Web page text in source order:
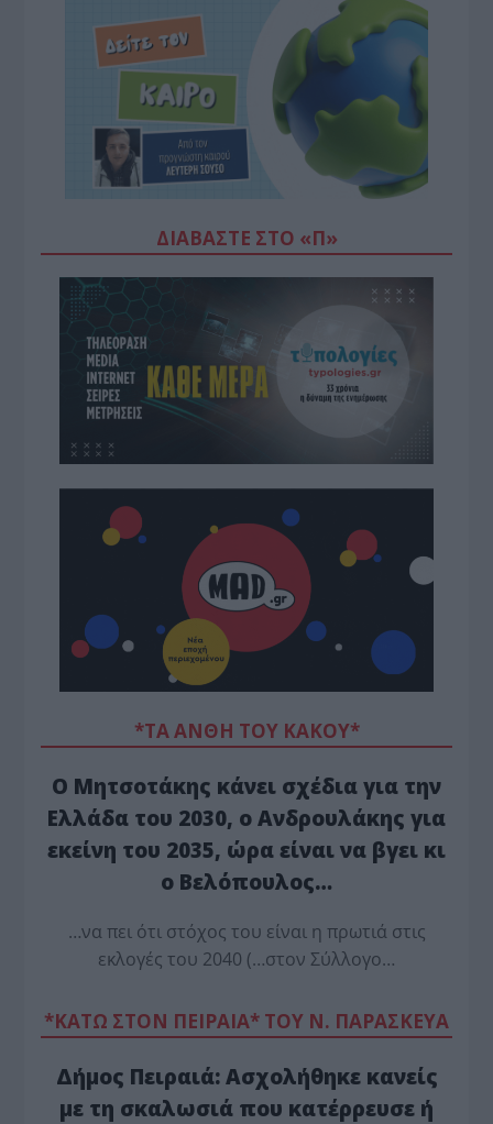
ΔΙΑΒΆΣΤΕ ΣΤΟ «Π»
*ΤΑ ΆΝΘΗ ΤΟΥ ΚΑΚΟΎ*
Ο Μητσοτάκης κάνει σχέδια για την
Ελλάδα του 2030, ο Ανδρουλάκης για
εκείνη του 2035, ώρα είναι να βγει κι
ο Βελόπουλος…
…να πει ότι στόχος του είναι η πρωτιά στις
εκλογές του 2040 (…στον Σύλλογο…
*ΚΑΤΩ ΣΤΟΝ ΠΕΙΡΑΙΑ* ΤΟΥ Ν. ΠΑΡΑΣΚΕΥΑ
Δήμος Πειραιά: Ασχολήθηκε κανείς
με τη σκαλωσιά που κατέρρευσε ή